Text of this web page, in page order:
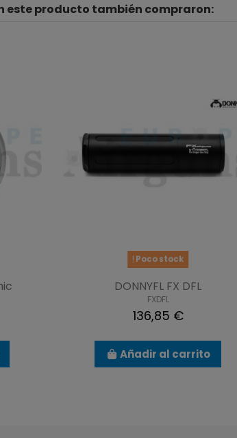
este producto también compraron:
Poco stock
DONNYFL FX DFL
FXDFL
136,85 €
Añadir al carrito